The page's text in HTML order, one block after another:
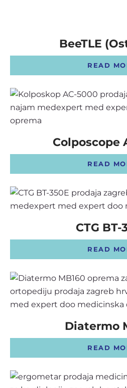
BeeTLE
READ
Colposcope
READ
CTG BT-
READ
Diatermo
READ